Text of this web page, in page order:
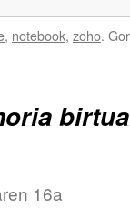
, notebook, zoho.
16a